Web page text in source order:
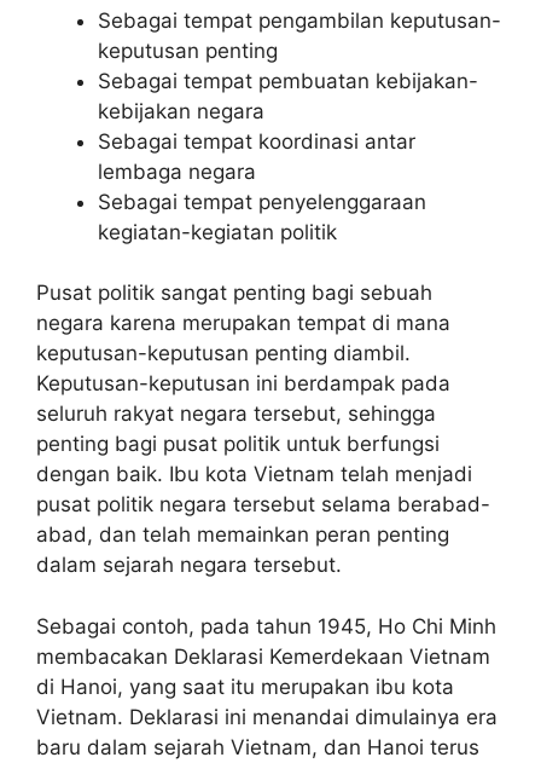
Sebagai tempat pengambilan keputusan-
keputusan penting
Sebagai tempat pembuatan kebijakan-
kebijakan negara
Sebagai tempat koordinasi antar
lembaga negara
Sebagai tempat penyelenggaraan
kegiatan-kegiatan politik
Pusat politik sangat penting bagi sebuah
negara karena merupakan tempat di mana
keputusan-keputusan penting diambil.
Keputusan-keputusan ini berdampak pada
seluruh rakyat negara tersebut, sehingga
penting bagi pusat politik untuk berfungsi
dengan baik. Ibu kota Vietnam telah menjadi
pusat politik negara tersebut selama berabad-
abad, dan telah memainkan peran penting
dalam sejarah negara tersebut.
Sebagai contoh, pada tahun 1945, Ho Chi Minh
membacakan Deklarasi Kemerdekaan Vietnam
di Hanoi, yang saat itu merupakan ibu kota
Vietnam. Deklarasi ini menandai dimulainya era
baru dalam sejarah Vietnam, dan Hanoi terus